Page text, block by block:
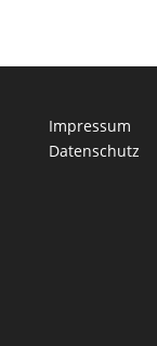
Impressum
Datenschutz